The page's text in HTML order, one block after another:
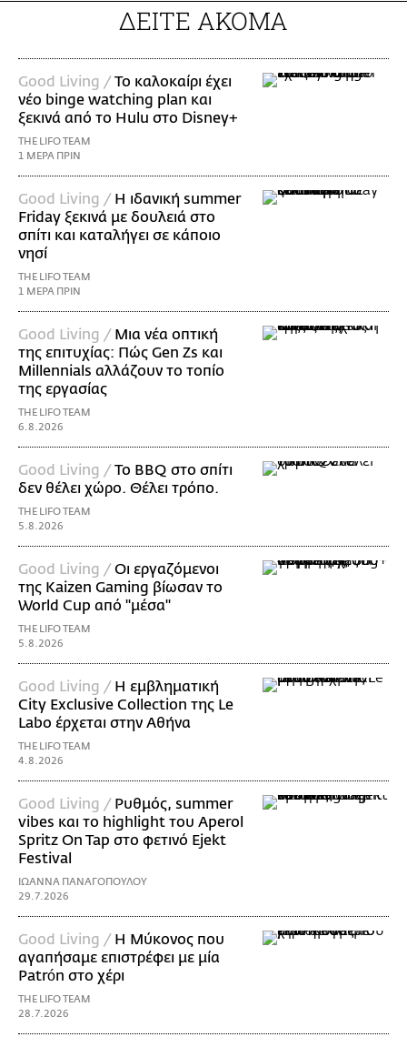
ΔΕΙΤΕ ΑΚΟΜΑ
Good Living /Το καλοκαίρι έχει
νέο binge watching plan και
ξεκινά από το Hulu στο Disney+
THE LIFO TEAM
1 ΜΕΡΑ ΠΡΙΝ
Good Living / Η ιδανική summer
Friday ξεκινά με δουλειά στο
σπίτι και καταλήγει σε κάποιο
νησί
THE LIFO TEAM
1 ΜΕΡΑ ΠΡΙΝ
Good Living / Μια νέα οπτική
της επιτυχίας: Πώς Gen Zs και
Millennials αλλάζουν το τοπίο
της εργασίας
THE LIFO TEAM
6.8.2026
Good Living /Το BBQ στο σπίτι
δεν θέλει χώρο. Θέλει τρόπο.
THE LIFO TEAM
5.8.2026
Good Living /Οι εργαζόμενοι
της Kaizen Gaming βίωσαν το
World Cup από "μέσα"
THE LIFO TEAM
5.8.2026
Good Living / Η εμβληματική
City Exclusive Collection της Le
Labo έρχεται στην Αθήνα
THE LIFO TEAM
4.8.2026
Good Living / Ρυθμός, summer
vibes και το highlight του Aperol
Spritz On Tap στο φετινό Ejekt
Festival
ΙΩΑΝΝΑ ΠΑΝΑΓΟΠΟΥΛΟΥ
29.7.2026
Good Living / Η Μύκονος που
αγαπήσαμε επιστρέφει με μία
Patrón στο χέρι
THE LIFO TEAM
28.7.2026